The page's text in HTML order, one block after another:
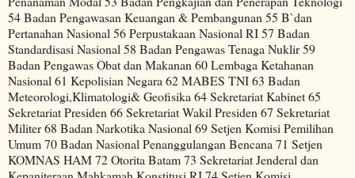
54 Badan Pengawasan Keuangan & Pembangunan 55 B`dan
Pertanahan Nasional 56 Perpustakaan Nasional RI 57 Badan
Standardisasi Nasional 58 Badan Pengawas Tenaga Nuklir 59
Badan Pengawas Obat dan Makanan 60 Lembaga Ketahanan
Nasional 61 Kepolisian Negara 62 MABES TNI 63 Badan
Meteorologi,Klimatologi& Geofisika 64 Sekretariat Kabinet 65
Sekretariat Presiden 66 Sekretariat Wakil Presiden 67 Sekretariat
Militer 68 Badan Narkotika Nasional 69 Setjen Komisi Pemilihan
Umum 70 Badan Nasional Penanggulangan Bencana 71 Setjen
KOMNAS HAM 72 Otorita Batam 73 Sekretariat Jenderal dan